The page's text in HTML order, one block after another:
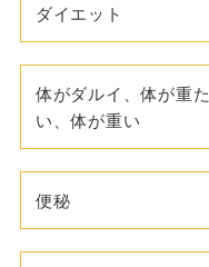
ダイエット
体がダルイ、体が重た
い、体が重い
便秘